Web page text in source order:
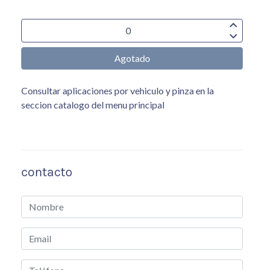
Agotado
Consultar aplicaciones por vehiculo y pinza en la
seccion catalogo del menu principal
contacto